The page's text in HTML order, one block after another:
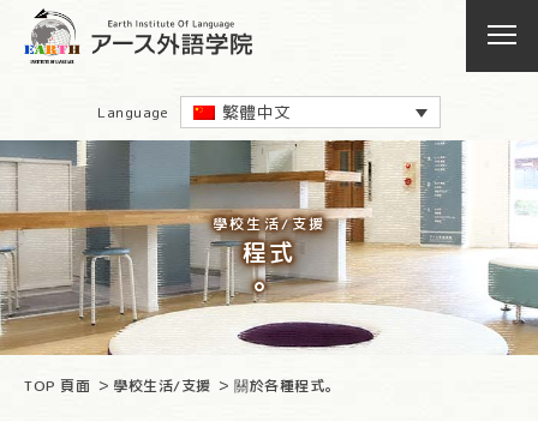
Language 繁體中文
學校生活/支援
程式
。
TOP 頁面 學校生活/支援 關於各種程式。